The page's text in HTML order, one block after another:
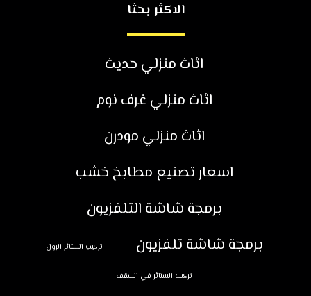
الاكثر بحثا
اثاث منزلي حديث
اثاث منزلي غرف نوم
اثاث منزلي مودرن
اسعار تصنيع مطابخ خشب
برمجة شاشة التلفزيون
برمجة شاشة تلفزيون
تركيب الستائر الرول
تركيب الستائر في السقف